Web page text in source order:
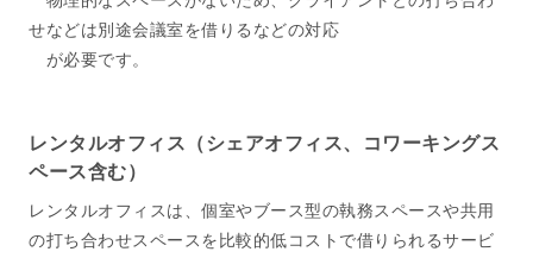
せなどは別途会議室を借りるなどの対応
が必要です。
レンタルオフィス（シェアオフィス、コワーキングス
ペース含む）
レンタルオフィスは、個室やブース型の執務スペースや共用
の打ち合わせスペースを比較的低コストで借りられるサービ